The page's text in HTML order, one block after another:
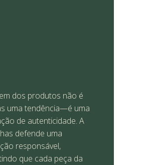
dos produtos não é
uma tendência—é uma
de autenticidade. A
defende uma
responsável,
que cada peça da